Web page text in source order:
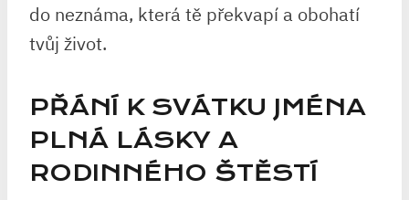
do neznáma, která tě překvapí a obohatí
tvůj život.
PŘÁNÍ K SVÁTKU JMÉNA
PLNÁ LÁSKY A
RODINNÉHO ŠTĚSTÍ